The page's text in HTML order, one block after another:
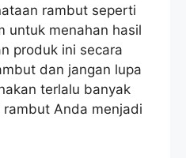
rambut seperti
untuk menahan hasil
produk ini secara
dan jangan lupa
terlalu banyak
Anda menjadi